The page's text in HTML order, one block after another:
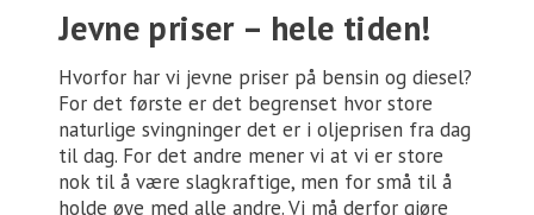
Jevne priser – hele tiden!
Hvorfor har vi jevne priser på bensin og diesel?
For det første er det begrenset hvor store
naturlige svingninger det er i oljeprisen fra dag
til dag. For det andre mener vi at vi er store
nok til å være slagkraftige, men for små til å
holde øye med alle andre. Vi må derfor gjøre